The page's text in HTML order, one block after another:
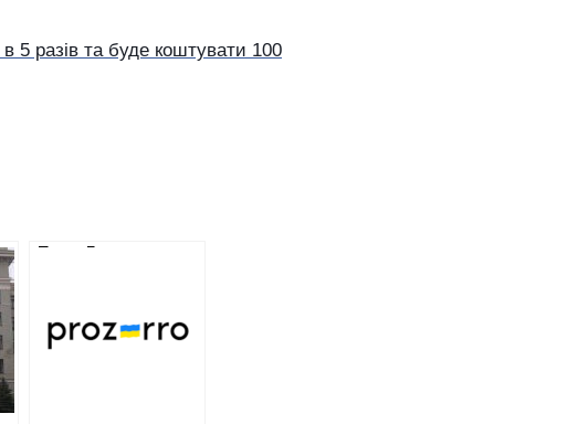
в 5 разів та буде коштувати 100
Парк Горького
Фірташа, а
ХМАПО замовляє